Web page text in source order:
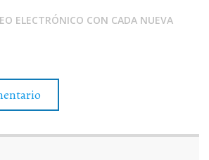
ELECTRÓNICO CON CADA NUEVA